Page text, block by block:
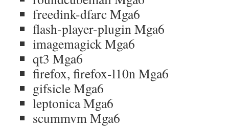
freedink-dfarc Mga6
flash-player-plugin Mga6
imagemagick Mga6
qt3 Mga6
firefox, firefox-l10n Mga6
gifsicle Mga6
leptonica Mga6
scummvm Mga6